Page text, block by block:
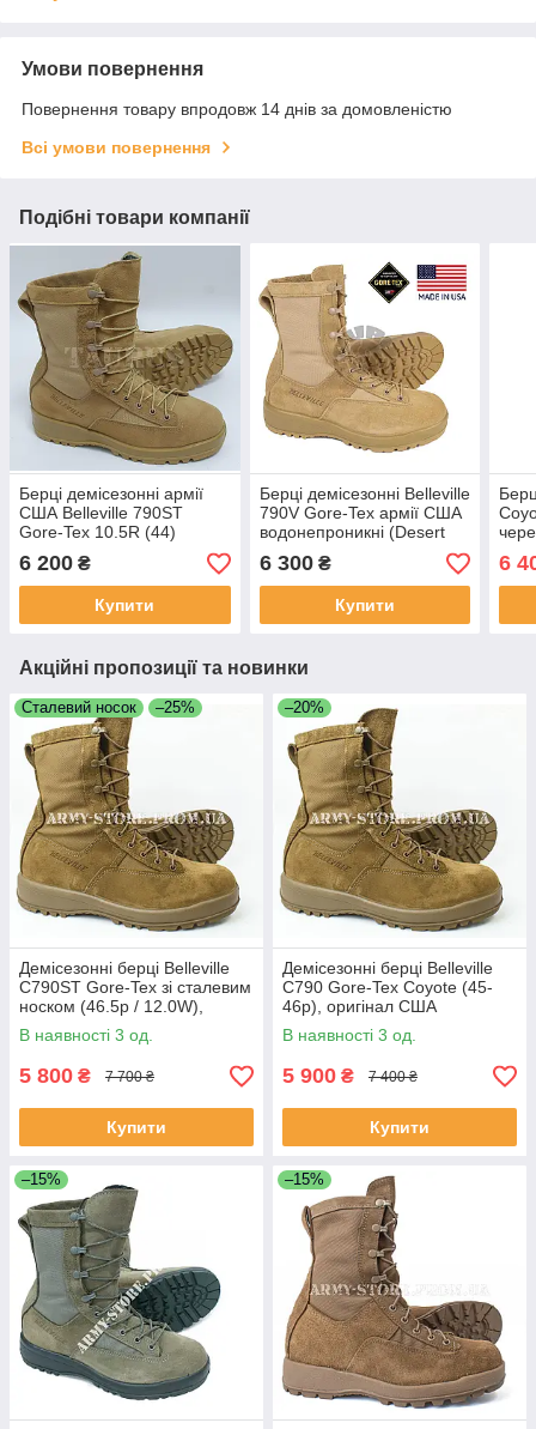
Умови повернення
Повернення товару впродовж 14 днів за домовленістю
Всі умови повернення
Подібні товари компанії
Берці демісезонні армії
США Belleville 790ST
Gore-Tex 10.5R (44)
6 200 ₴
Купити
Берці демісезонні Belleville
790V Gore-Tex армії США
водонепроникні (Desert
Tan)
6 300₴
Купити
6
Акційні пропозиції та новинки
Сталевий носок –25%
Демісезонні берці Belleville
C790ST Gore-Tex зі сталевим
носком (46.5р / 12.0W),
оригінал США
В наявності 3 од.
5 800 ₴ 7 700 ₴
Купити
–20%
Демісезонні берці Belleville
C790 Gore-Tex Coyote (45-
46р), оригінал США
В наявності 3 од.
5 900 ₴ 7 400 ₴
Купити
–15% –15%